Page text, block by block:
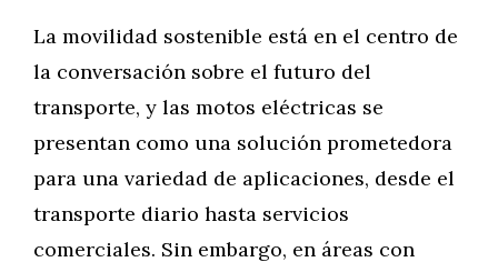
La movilidad sostenible está en el centro de
la conversación sobre el futuro del
transporte, y las motos eléctricas se
presentan como una solución prometedora
para una variedad de aplicaciones, desde el
transporte diario hasta servicios
comerciales. Sin embargo, en áreas con